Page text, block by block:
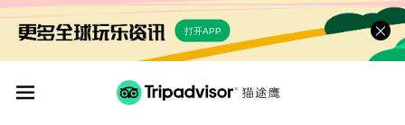
打开APP